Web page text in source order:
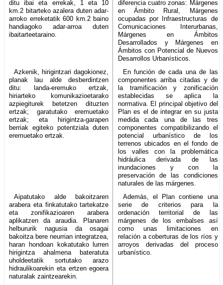
ditu ibai eta errekak, 1 eta 10
km.2 bitarteko azalera duten adar-
arroko erreketatik 600 km.2 baino
handiagoko adar-arroa duten
ibaitarteetaraino.
diferencia cuatro zonas: Márgenes
en Ámbito Rural, Márgenes
ocupadas por Infraestructuras de
Comunicaciones Interurbanas,
Márgenes en Ámbitos
Desarrollados y Márgenes en
Ámbitos con Potencial de Nuevos
Desarrollos Urbanísticos.
Azkenik, hirigintzari dagokionez,
planak lau alde desberdintzen
ditu: landa-eremuko ertzak,
hiriarteko komunikazioetarako
azpiegiturek betetzen dituzten
ertzak; garatutako eremuetako
ertzak; eta hirigintza-garapen
berriak egiteko potentziala duten
eremuetako ertzak.
En función de cada una de las
componentes arriba citadas y de
la tramificación y zonificación
establecidas se aplica la
normativa. El principal objetivo del
Plan es el de integrar en su justa
medida cada una de las tres
componentes compatibilizando el
potencial urbanístico de los
terrenos ubicados en el fondo de
los valles con la problemática
hidráulica derivada de las
inundaciones y con la
preservación de las condiciones
naturales de las márgenes.
Aipatutako alde bakoitzaren
arabera eta finkatutako tartekatze
eta zonifikazioaren arabera
aplikatzen da araudia. Planaren
helbururik nagusia da osagai
bakoitza bere neurrian integratzea,
haran hondoan kokatutako lurren
hirigintza ahalmena bateratuta
uholdeetatik sortutako arazo
hidraulikoarekin eta ertzen egoera
naturalak zaintzearekin.
Además, el Plan contiene una
serie de criterios para la
ordenación territorial de las
márgenes de los embalses así
como unas limitaciones en
relación a coberturas de los ríos y
arroyos derivadas del proceso
urbanístico.